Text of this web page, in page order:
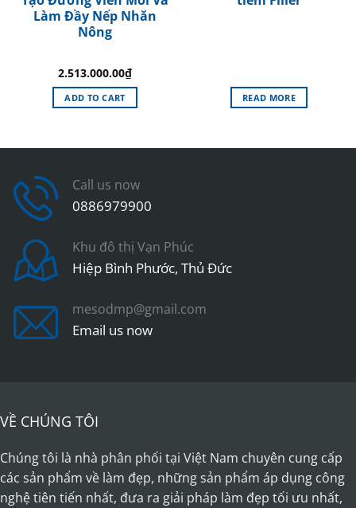
Làm Đầy Nếp Nhăn
Nông
2.513.000.00₫
ADD TO CART READ MORE
Call us now
0886979900
Khu đô thị Vạn Phúc
Hiệp Bình Phước, Thủ Đức
mesodmp@gmail.com
Email us now
VỀ CHÚNG TÔI
Chúng tôi là nhà phân phối tại Việt Nam chuyên cung cấp
các sản phẩm về làm đẹp, những sản phẩm áp dụng công
nghệ tiên tiến nhất, đưa ra giải pháp làm đẹp tối ưu nhất,